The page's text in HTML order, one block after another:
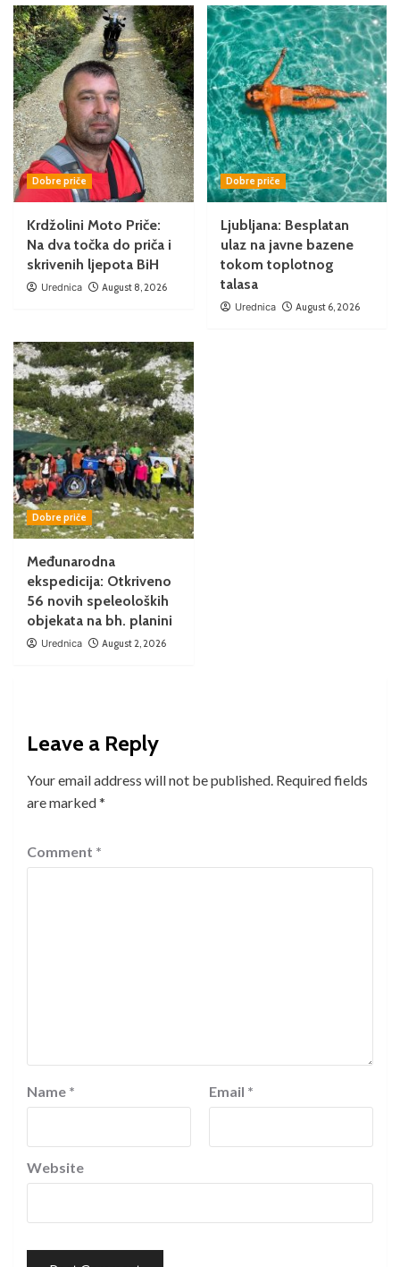
Dobre priče
Krdžolini Moto Priče:
Na dva točka do priča i
skrivenih ljepota BiH
Urednica August 8, 2026
Dobre priče
Ljubljana: Besplatan
ulaz na javne bazene
tokom toplotnog
talasa
Urednica August 6, 2026
Dobre priče
Međunarodna
ekspedicija: Otkriveno
56 novih speleoloških
objekata na bh. planini
Urednica August 2, 2026
Leave a Reply
Your email address will not be published. Required fields
are marked*
Comment *
Name * Email *
Website